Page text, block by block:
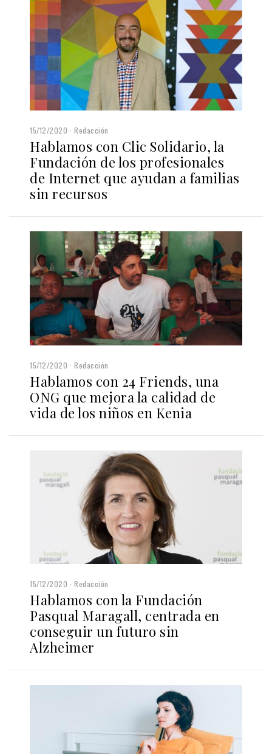
15/12/2020 Redacción
Hablamos con Clic Solidario, la
Fundación de los profesionales
de Internet que ayudan a familias
sin recursos
15/12/2020 Redacción
Hablamos con 24 Friends, una
ONG que mejora la calidad de
vida de los niños en Kenia
15/12/2020 Redacción
Hablamos con la Fundación
Pasqual Maragall, centrada en
conseguir un futuro sin
Alzheimer